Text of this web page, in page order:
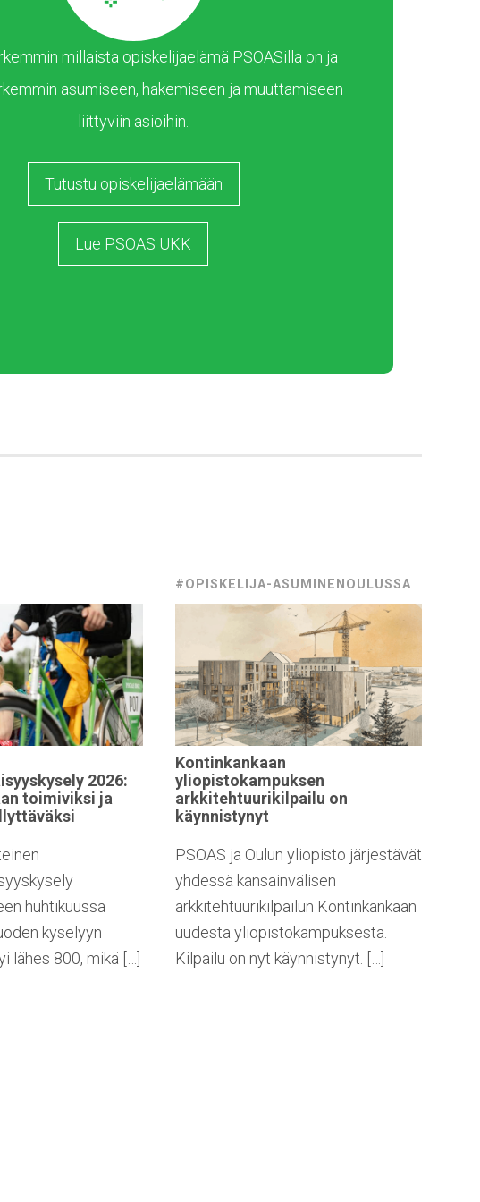
millaista opiskelijaelämä PSOASilla on ja
asumiseen, hakemiseen ja muuttamiseen
liittyviin asioihin.
Tutustu opiskelijaelämään
Lue PSOAS UKK
2026:
toimiviksi ja
huhtikuussa
kyselyyn
lähes 800, mikä […]
#OPISKELIJA-ASUMINENOULUSSA
Kontinkankaan
yliopistokampuksen
arkkitehtuurikilpailu on
käynnistynyt
PSOAS ja Oulun yliopisto järjestävät
yhdessä kansainvälisen
arkkitehtuurikilpailun Kontinkankaan
uudesta yliopistokampuksesta.
Kilpailu on nyt käynnistynyt. […]